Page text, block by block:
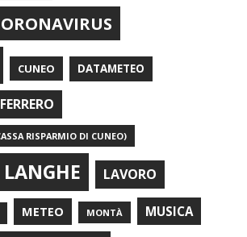
CUNEO DATAMETEO
FERRERO
RISPARMIO DI CUNEO)
LANGHE LAVORO
METEO MONTÀ MUSICA